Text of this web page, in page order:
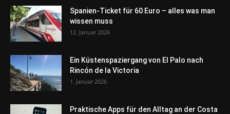
Spanien-Ticket für 60 Euro – alles was man
wissen muss
12. Januar 2026
Ein Küstenspaziergang von El Palo nach
Rincón de la Victoria
1. Januar 2026
Praktische Apps für den Alltag an der Costa